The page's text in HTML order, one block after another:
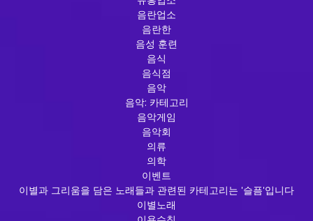
음란업소
음란한
음성 훈련
음식
음식점
음악
음악: 카테고리
음악게임
음악회
의류
의학
이벤트
이별과 그리움을 담은 노래들과 관련된 카테고리는 '슬픔'입니다
이별노래